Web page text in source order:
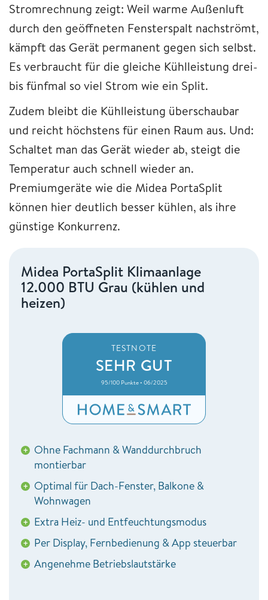
Stromrechnung zeigt: Weil warme Außenluft
durch den geöffneten Fensterspalt nachströmt,
kämpft das Gerät permanent gegen sich selbst.
Es verbraucht für die gleiche Kühlleistung drei-
bis fünfmal so viel Strom wie ein Split.
Zudem bleibt die Kühlleistung überschaubar
und reicht höchstens für einen Raum aus. Und:
Schaltet man das Gerät wieder ab, steigt die
Temperatur auch schnell wieder an.
Premiumgeräte wie die Midea PortaSplit
können hier deutlich besser kühlen, als ihre
günstige Konkurrenz.
Midea PortaSplit Klimaanlage
12.000 BTU Grau (kühlen und
heizen)
TESTNOTE
SEHR GUT
95/100 Punkte • 06/2025
+ Ohne Fachmann & Wanddurchbruch
montierbar
+ Optimal für Dach-Fenster, Balkone &
Wohnwagen
+ Extra Heiz- und Entfeuchtungsmodus
+ Per Display, Fernbedienung & App steuerbar
+ Angenehme Betriebslautstärke